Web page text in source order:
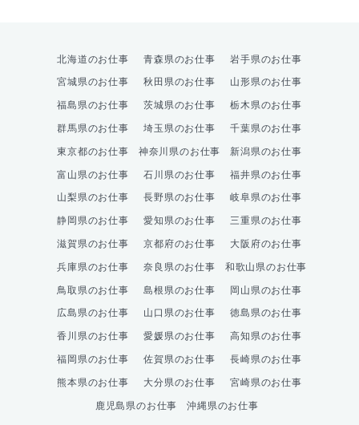
北海道のお仕事 青森県のお仕事 岩手県のお仕事
宮城県のお仕事 秋田県のお仕事 山形県のお仕事
福島県のお仕事 茨城県のお仕事 栃木県のお仕事
群馬県のお仕事 埼玉県のお仕事 千葉県のお仕事
東京都のお仕事 神奈川県のお仕事 新潟県のお仕事
富山県のお仕事 石川県のお仕事 福井県のお仕事
山梨県のお仕事 長野県のお仕事 岐阜県のお仕事
静岡県のお仕事 愛知県のお仕事 三重県のお仕事
滋賀県のお仕事 京都府のお仕事 大阪府のお仕事
兵庫県のお仕事 奈良県のお仕事 和歌山県のお仕事
鳥取県のお仕事 島根県のお仕事 岡山県のお仕事
広島県のお仕事 山口県のお仕事 徳島県のお仕事
香川県のお仕事 愛媛県のお仕事 高知県のお仕事
福岡県のお仕事 佐賀県のお仕事 長崎県のお仕事
熊本県のお仕事 大分県のお仕事 宮崎県のお仕事
鹿児島県のお仕事 沖縄県のお仕事